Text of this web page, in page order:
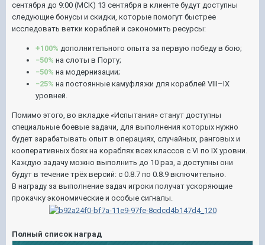
сентября до 9:00 (МСК) 13 сентября в клиенте будут доступны
следующие бонусы и скидки, которые помогут быстрее
исследовать ветки кораблей и сэкономить ресурсы:
+100% дополнительного опыта за первую победу в бою;
−50% на слоты в Порту;
−50% на модернизации;
−25% на постоянные камуфляжи для кораблей VIII–IX
уровней.
Помимо этого, во вкладке «Испытания» станут доступны
специальные боевые задачи, для выполнения которых нужно
будет зарабатывать опыт в операциях, случайных, ранговых и
кооперативных боях на кораблях всех классов с VI по IX уровни.
Каждую задачу можно выполнить до 10 раз, а доступны они
будут в течение трёх версий: с 0.8.7 по 0.8.9 включительно.
В награду за выполнение задач игроки получат ускоряющие
прокачку экономические и особые сигналы.
Полный список наград